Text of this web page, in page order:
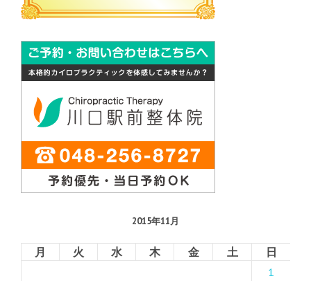
2015年11月
月 火 水 木 金 土 日
1